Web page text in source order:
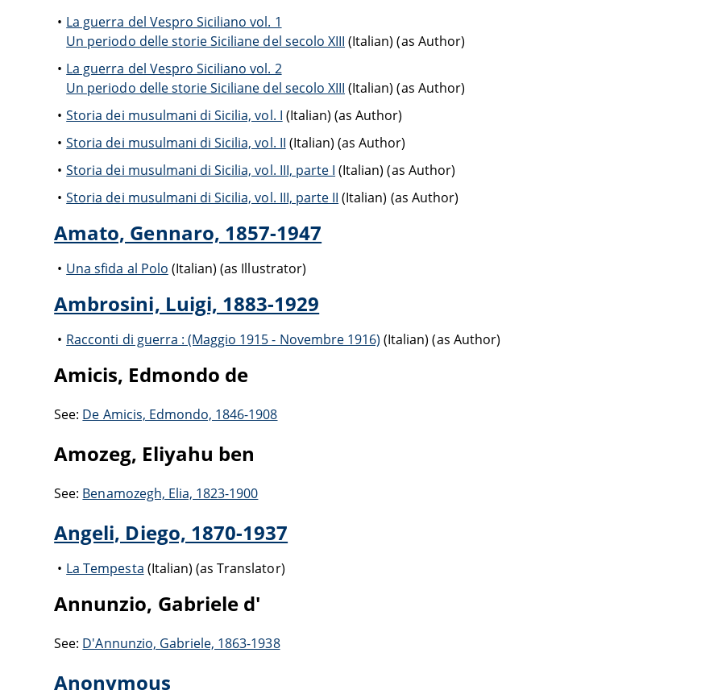
La guerra del Vespro Siciliano vol. 1
Un periodo delle storie Siciliane del secolo XIII (Italian) (as Author)
La guerra del Vespro Siciliano vol. 2
Un periodo delle storie Siciliane del secolo XIII (Italian) (as Author)
Storia dei musulmani di Sicilia, vol. I (Italian) (as Author)
Storia dei musulmani di Sicilia, vol. II (Italian) (as Author)
Storia dei musulmani di Sicilia, vol. III, parte I (Italian) (as Author)
Storia dei musulmani di Sicilia, vol. III, parte II (Italian) (as Author)
Amato, Gennaro, 1857-1947
Una sfida al Polo (Italian) (as Illustrator)
Ambrosini, Luigi, 1883-1929
Racconti di guerra : (Maggio 1915 - Novembre 1916) (Italian) (as Author)
Amicis, Edmondo de
See: De Amicis, Edmondo, 1846-1908
Amozeg, Eliyahu ben
See: Benamozegh, Elia, 1823-1900
Angeli, Diego, 1870-1937
La Tempesta (Italian) (as Translator)
Annunzio, Gabriele d'
See: D'Annunzio, Gabriele, 1863-1938
Anonymous